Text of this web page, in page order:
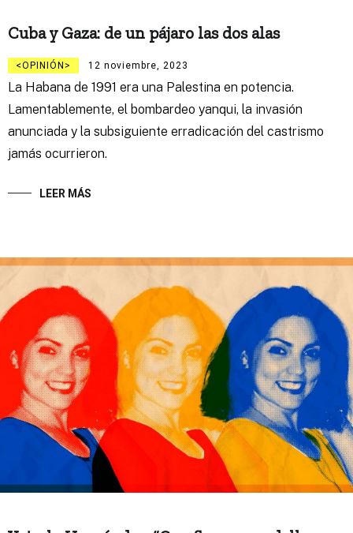
Cuba y Gaza: de un pájaro las dos alas
OPINIÓN 12 noviembre, 2023
La Habana de 1991 era una Palestina en potencia.
Lamentablemente, el bombardeo yanqui, la invasión
anunciada y la subsiguiente erradicación del castrismo
jamás ocurrieron.
LEER MÁS